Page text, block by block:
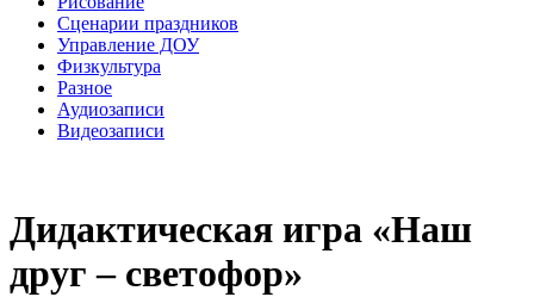
Сценарии праздников
Управление ДОУ
Физкультура
Разное
Аудиозаписи
Видеозаписи
Дидактическая игра «Наш
друг – светофор»